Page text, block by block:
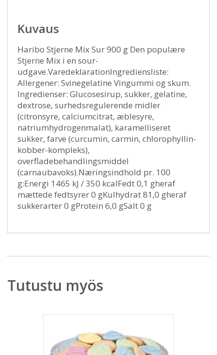
Kuvaus
Haribo Stjerne Mix Sur 900 g Den populære
Stjerne Mix i en sour-
udgave.VaredeklarationIngrediensliste:
Allergener: Svinegelatine Vingummi og skum.
Ingredienser: Glucosesirup, sukker, gelatine,
dextrose, surhedsregulerende midler
(citronsyre, calciumcitrat, æblesyre,
natriumhydrogenmalat), karamelliseret
sukker, farve (curcumin, carmin, chlorophyllin-
kobber-kompleks),
overfladebehandlingsmiddel
(carnaubavoks).Næringsindhold pr. 100
g:Energi 1465 kJ / 350 kcalFedt 0,1 gheraf
mættede fedtsyrer 0 gKulhydrat 81,0 gheraf
sukkerarter 0 gProtein 6,0 gSalt 0 g
Tutustu myös